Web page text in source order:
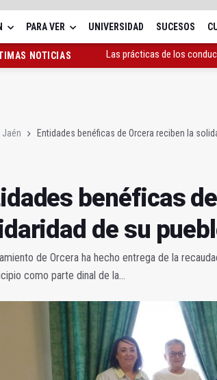
PARA VER UNIVERSIDAD SUCESOS
NOTICIAS
La ONCE eleva en 2025 a
Jaén Entidades benéficas de Orcera reciben la
benéficas
de su
de Orcera ha hecho entrega de la
como parte dinal de la...